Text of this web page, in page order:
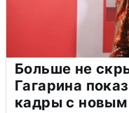
Больше не
Гагарина
кадры с